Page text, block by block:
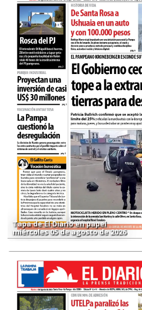
Tapa de El Diario en papel
miércoles 05 de agosto de 2026